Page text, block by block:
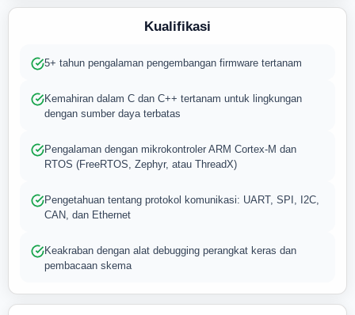
Kualifikasi
5+ tahun pengalaman pengembangan firmware tertanam
Kemahiran dalam C dan C++ tertanam untuk lingkungan
dengan sumber daya terbatas
Pengalaman dengan mikrokontroler ARM Cortex-M dan
RTOS (FreeRTOS, Zephyr, atau ThreadX)
Pengetahuan tentang protokol komunikasi: UART, SPI, I2C,
CAN, dan Ethernet
Keakraban dengan alat debugging perangkat keras dan
pembacaan skema